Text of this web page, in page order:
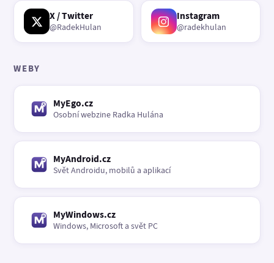
X / Twitter
@RadekHulan
Instagram
@radekhulan
WEBY
MyEgo.cz
Osobní webzine Radka Hulána
MyAndroid.cz
Svět Androidu, mobilů a aplikací
MyWindows.cz
Windows, Microsoft a svět PC